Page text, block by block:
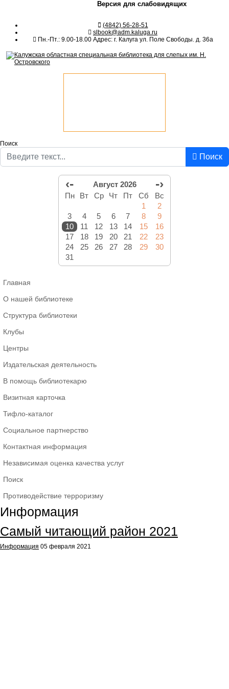
Версия для слабовидящих
(4842) 56-28-51
slbook@adm.kaluga.ru
Пн.-Пт.: 9.00-18.00 Адрес: г. Калуга ул. Поле Свободы. д. 36а
Поиск
Поиск
‹- Август 2026 -›
Пн Вт Ср Чт Пт Сб
Вс
1
2
3
4 5 6 7 8
9
10
11 12 13 14 15
16
17
18 19 20 21 22
23
24
25 26 27 28 29
30
31
Главная
О нашей библиотеке
Структура библиотеки
Клубы
Центры
Издательская деятельность
В помощь библиотекарю
Визитная карточка
Тифло-каталог
Социальное партнерство
Контактная информация
Независимая оценка качества услуг
Поиск
Противодействие терроризму
Информация
Самый читающий район 2021
Информация 05 февраля 2021